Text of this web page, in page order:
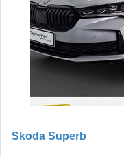
Skoda Superb